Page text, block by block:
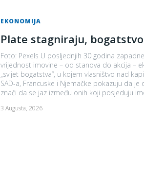
EKONOMIJA
Plate stagniraju,
Foto: Pexels U posljednjih 30 godina
vrijednost imovine – od stanova do akcija –
„svijet bogatstva“, u kojem vlasništvo nad kapitalom
SAD-a, Francuske i Njemačke pokazuju da
znači da se jaz između onih koji posjeduju
3 Augusta, 2026